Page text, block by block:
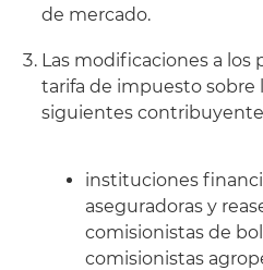
de mercado.
Las modificaciones a los
tarifa de impuesto sobre
siguientes
instituciones
aseguradoras y
comisionistas de
comisionistas